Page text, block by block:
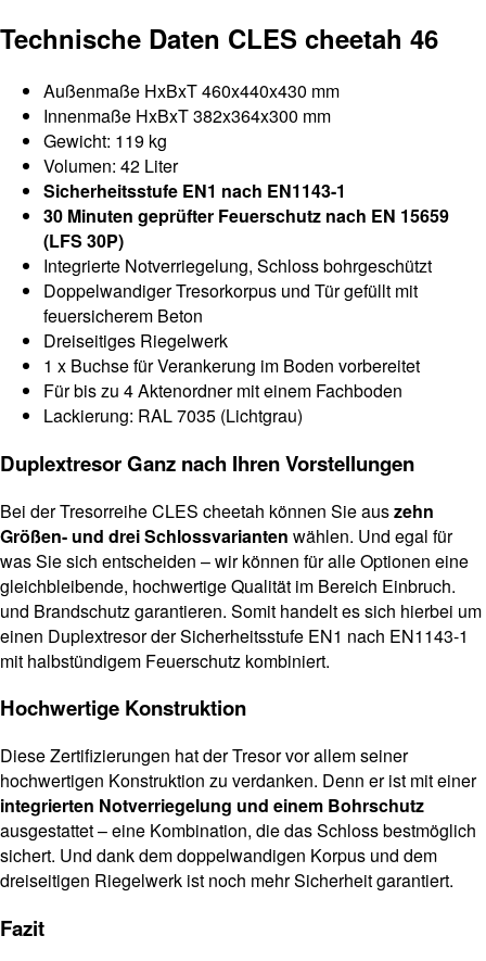
Technische Daten CLES cheetah 46
Außenmaße HxBxT 460x440x430 mm
Innenmaße HxBxT 382x364x300 mm
Gewicht: 119 kg
Volumen: 42 Liter
Sicherheitsstufe EN1 nach EN1143-1
30 Minuten geprüfter Feuerschutz nach EN 15659
(LFS 30P)
Integrierte Notverriegelung, Schloss bohrgeschützt
Doppelwandiger Tresorkorpus und Tür gefüllt mit
feuersicherem Beton
Dreiseitiges Riegelwerk
1 x Buchse für Verankerung im Boden vorbereitet
Für bis zu 4 Aktenordner mit einem Fachboden
Lackierung: RAL 7035 (Lichtgrau)
Duplextresor Ganz nach Ihren Vorstellungen
Bei der Tresorreihe CLES cheetah können Sie auszehn
Größen- und drei Schlossvarianten wählen. Und egal für
was Sie sich entscheiden – wir können für alle Optionen eine
gleichbleibende, hochwertige Qualität im Bereich Einbruch.
und Brandschutz garantieren. Somit handelt es sich hierbei um
einen Duplextresor der Sicherheitsstufe EN1 nach EN1143-1
mit halbstündigem Feuerschutz kombiniert.
Hochwertige Konstruktion
Diese Zertifizierungen hat der Tresor vor allem seiner
hochwertigen Konstruktion zu verdanken. Denn er ist mit einer
integrierten Notverriegelung und einem Bohrschutz
ausgestattet – eine Kombination, die das Schloss bestmöglich
sichert. Und dank dem doppelwandigen Korpus und dem
dreiseitigen Riegelwerk ist noch mehr Sicherheit garantiert.
Fazit